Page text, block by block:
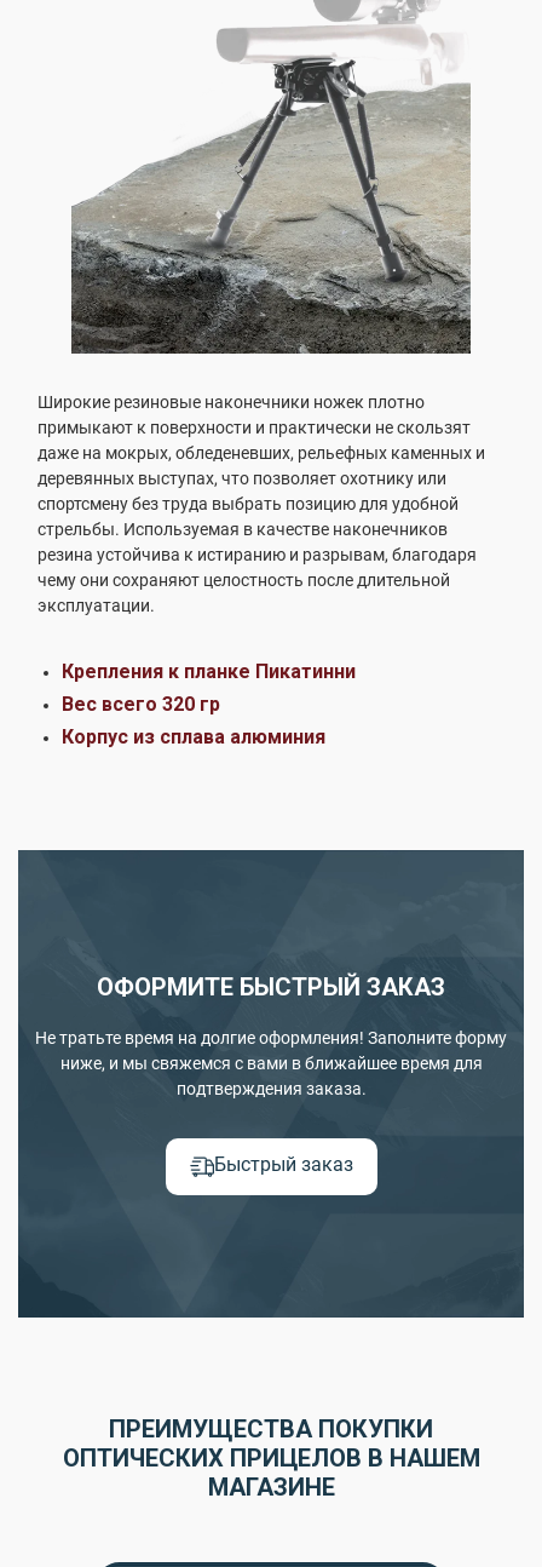
Широкие резиновые наконечники ножек плотно
примыкают к поверхности и практически не скользят
даже на мокрых, обледеневших, рельефных каменных и
деревянных выступах, что позволяет охотнику или
спортсмену без труда выбрать позицию для удобной
стрельбы. Используемая в качестве наконечников
резина устойчива к истиранию и разрывам, благодаря
чему они сохраняют целостность после длительной
эксплуатации.
Крепления к планке Пикатинни
Вес всего 320 гр
Корпус из сплава алюминия
ОФОРМИТЕ БЫСТРЫЙ ЗАКАЗ
Не тратьте время на долгие оформления! Заполните форму
ниже, и мы свяжемся с вами в ближайшее время для
подтверждения заказа.
Быстрый заказ
ПРЕИМУЩЕСТВА ПОКУПКИ
ОПТИЧЕСКИХ ПРИЦЕЛОВ В НАШЕМ
МАГАЗИНЕ